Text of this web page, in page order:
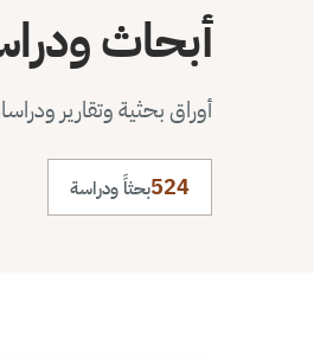
أبحاث
أوراق بحثية وتقارير
524بحثاً ودراسة